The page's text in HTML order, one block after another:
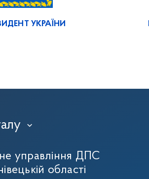
УКРАЇНИ
›
управління ДПС
області